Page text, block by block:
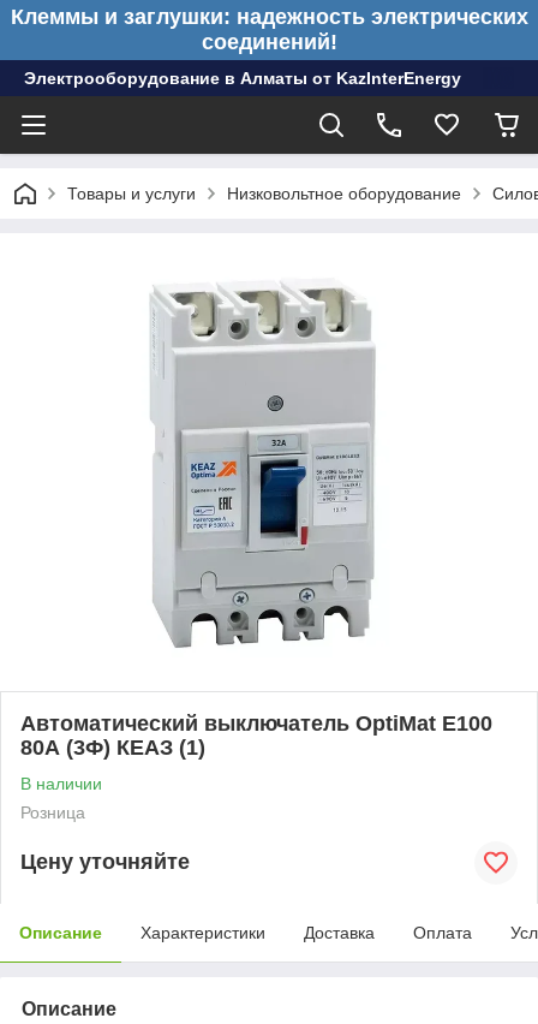
Клеммы и заглушки: надежность электрических
соединений!
Электрооборудование в Алматы от KazInterEnergy
Товары и услуги Низковольтное оборудование
Автоматический выключатель OptiMat E100
80А (3Ф) КЕАЗ (1)
В наличии
Розница
Цену уточняйте
Описание Характеристики Доставка Оплата
Описание